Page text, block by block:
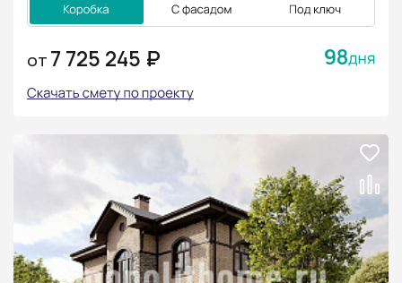
ОТ 7 725 245 ₽ 98